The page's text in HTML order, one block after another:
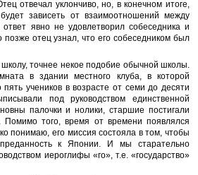
отвечал уклончиво, но, в конечном итоге,
зависеть от взаимоотношений между
явно не удовлетворил собеседника и
позже отец узнал, что его собеседником был
точнее некое подобие обычной школы.
в здании местного клуба, в которой
учеников в возрасте от семи до десяти
под руководством единственной
палочки и нолики, старшие постигали
того, время от времени появлялся
понимаю, его миссия состояла в том, чтобы
к Японии. И мы старательно
иероглифы «го», т.е. «государство»